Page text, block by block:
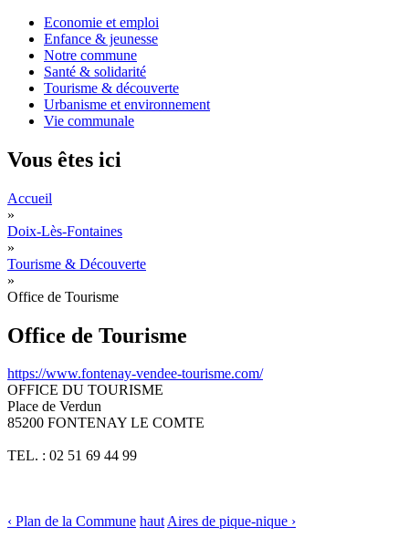
Economie et emploi
Enfance & jeunesse
Notre commune
Santé & solidarité
Tourisme & découverte
Urbanisme et environnement
Vie communale
Vous êtes ici
Accueil
»
Doix-Lès-Fontaines
»
Tourisme & Découverte
»
Office de Tourisme
Office de Tourisme
https://www.fontenay-vendee-tourisme.com/
OFFICE DU TOURISME
Place de Verdun
85200 FONTENAY LE COMTE
TEL. : 02 51 69 44 99
‹ Plan de la Commune hautAires de pique-nique ›